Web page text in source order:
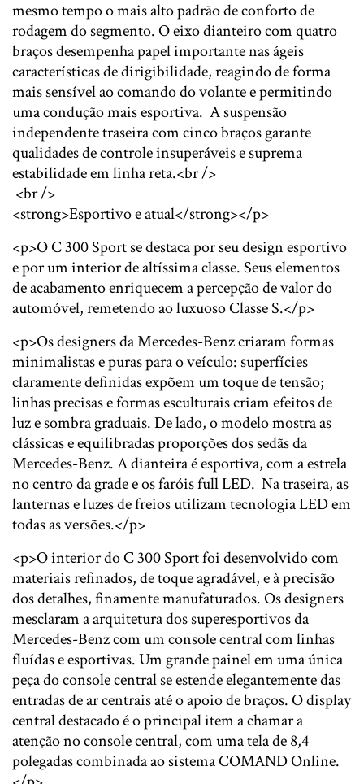
mesmo tempo o mais alto padrão de conforto de
rodagem do segmento. O eixo dianteiro com quatro
braços desempenha papel importante nas ágeis
características de dirigibilidade, reagindo de forma
mais sensível ao comando do volante e permitindo
uma condução mais esportiva. A suspensão
independente traseira com cinco braços garante
qualidades de controle insuperáveis e suprema
estabilidade em linha reta.<br />
<br />
<strong>Esportivo e atual</strong></p>
<p>O C 300 Sport se destaca por seu design esportivo
e por um interior de altíssima classe. Seus elementos
de acabamento enriquecem a percepção de valor do
automóvel, remetendo ao luxuoso Classe S.</p>
<p>Os designers da Mercedes-Benz criaram formas
minimalistas e puras para o veículo: superfícies
claramente definidas expõem um toque de tensão;
linhas precisas e formas esculturais criam efeitos de
luz e sombra graduais. De lado, o modelo mostra as
clássicas e equilibradas proporções dos sedãs da
Mercedes-Benz. A dianteira é esportiva, com a estrela
no centro da grade e os faróis full LED. Na traseira, as
lanternas e luzes de freios utilizam tecnologia LED em
todas as versões.</p>
<p>O interior do C 300 Sport foi desenvolvido com
materiais refinados, de toque agradável, e à precisão
dos detalhes, finamente manufaturados. Os designers
mesclaram a arquitetura dos superesportivos da
Mercedes-Benz com um console central com linhas
fluídas e esportivas. Um grande painel em uma única
peça do console central se estende elegantemente das
entradas de ar centrais até o apoio de braços. O display
central destacado é o principal item a chamar a
atenção no console central, com uma tela de 8,4
polegadas combinada ao sistema COMAND Online.